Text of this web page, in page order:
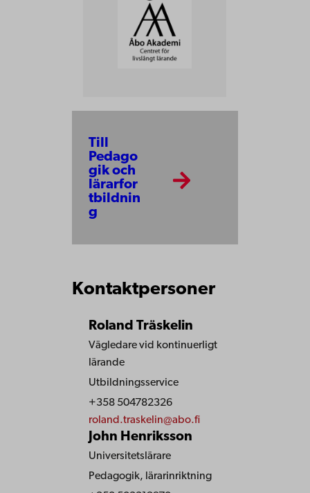
Till
Pedago
gik och
lärarfor
tbildnin
g
Kontaktpersoner
Roland Träskelin
Vägledare vid kontinuerligt
lärande
Utbildningsservice
+358 504782326
roland.traskelin@abo.fi
John Henriksson
Universitetslärare
Pedagogik, lärarinriktning